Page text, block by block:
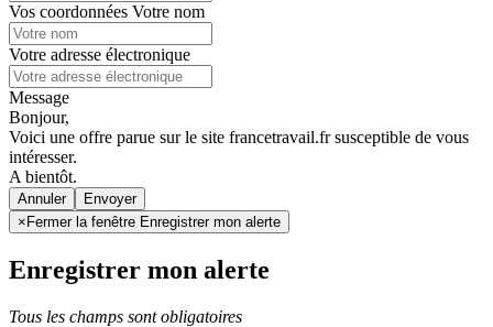
Vos coordonnées Votre nom
Votre adresse électronique
Message
Bonjour,
Voici une offre parue sur le site francetravail.fr susceptible de vous
intéresser.
A bientôt.
Annuler
× Fermer la fenêtre Enregistrer mon alerte
Enregistrer mon alerte
Tous les champs sont obligatoires